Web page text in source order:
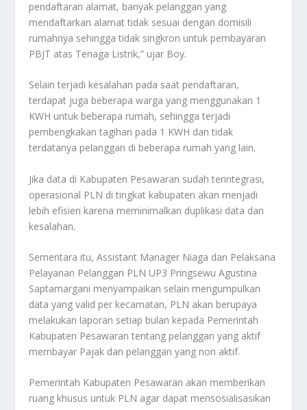
pendaftaran alamat, banyak pelanggan yang
mendaftarkan alamat tidak sesuai dengan domisili
rumahnya sehingga tidak singkron untuk pembayaran
PBJT atas Tenaga Listrik,” ujar Boy.
Selain terjadi kesalahan pada saat pendaftaran,
terdapat juga beberapa warga yang menggunakan 1
KWH untuk beberapa rumah, sehingga terjadi
pembengkakan tagihan pada 1 KWH dan tidak
terdatanya pelanggan di beberapa rumah yang lain.
Jika data di Kabupaten Pesawaran sudah terintegrasi,
operasional PLN di tingkat kabupaten akan menjadi
lebih efisien karena meminimalkan duplikasi data dan
kesalahan.
Sementara itu, Assistant Manager Niaga dan Pelaksana
Pelayanan Pelanggan PLN UP3 Pringsewu Agustina
Saptamargani menyampaikan selain mengumpulkan
data yang valid per kecamatan, PLN akan berupaya
melakukan laporan setiap bulan kepada Pemerintah
Kabupaten Pesawaran tentang pelanggan yang aktif
membayar Pajak dan pelanggan yang non aktif.
Pemerintah Kabupaten Pesawaran akan memberikan
ruang khusus untuk PLN agar dapat mensosialisasikan